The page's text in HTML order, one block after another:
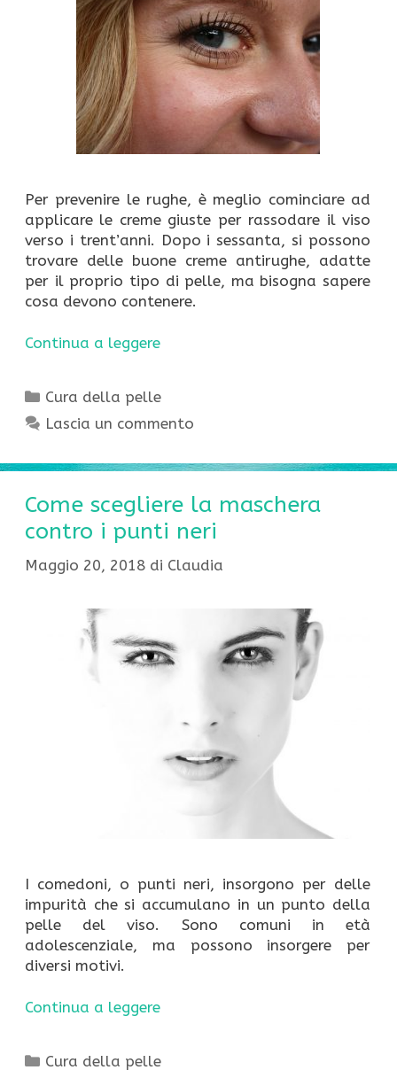
Per prevenire le rughe, è meglio cominciare ad
applicare le creme giuste per rassodare il viso
verso i trent’anni. Dopo i sessanta, si possono
trovare delle buone creme antirughe, adatte
per il proprio tipo di pelle, ma bisogna sapere
cosa devono contenere.
Continua a leggere
Categorie
Cura della pelle
Lascia un commento
Come scegliere la maschera
contro i punti neri
Maggio 20, 2018 di Claudia
I comedoni, o punti neri, insorgono per delle
impurità che si accumulano in un punto della
pelle del viso. Sono comuni in età
adolescenziale, ma possono insorgere per
diversi motivi.
Continua a leggere
Categorie
Cura della pelle